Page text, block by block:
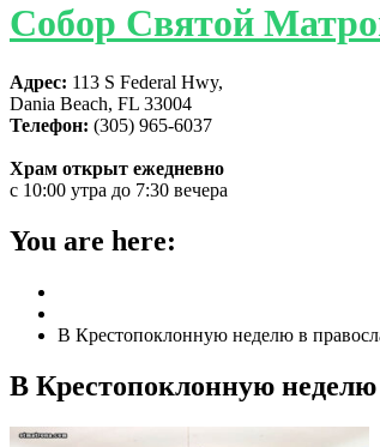
Собор Святой
Адрес: 113 S Federal Hwy,
Dania Beach, FL 33004
Телефон: (305) 965-6037
Храм открыт ежедневно
с 10:00 утра до 7:30 вечера
You are here:
В Крестопоклонную неделю в
В Крестопоклонную